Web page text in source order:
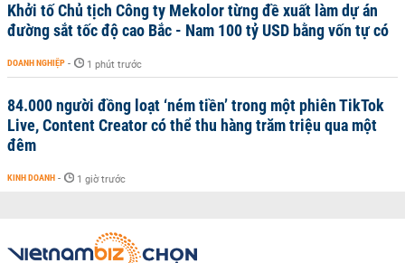
Khởi tố Chủ tịch Công ty Mekolor từng đề xuất làm dự án
đường sắt tốc độ cao Bắc - Nam 100 tỷ USD bằng vốn tự có
DOANH NGHIỆP - 1 phút trước
84.000 người đồng loạt ‘ném tiền’ trong một phiên TikTok
Live, Content Creator có thể thu hàng trăm triệu qua một
đêm
KINH DOANH - 1 giờ trước